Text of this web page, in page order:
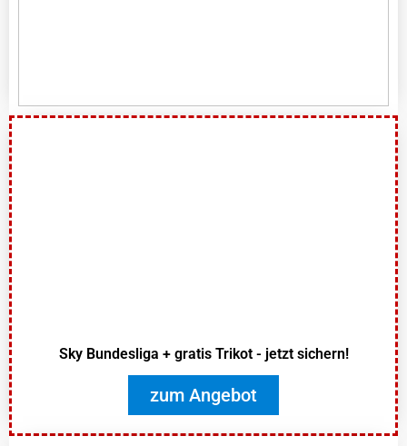
Sky Bundesliga + gratis Trikot - jetzt sichern!
zum Angebot